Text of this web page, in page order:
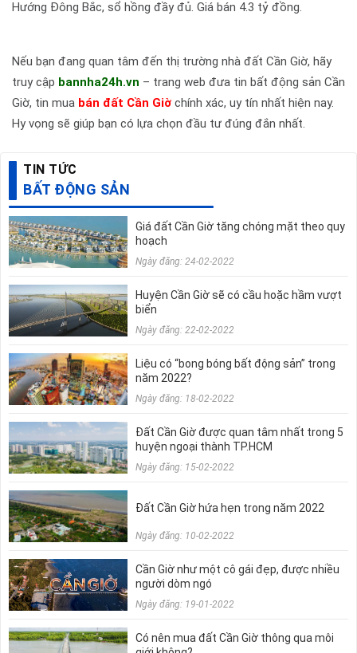
Hướng Đông Bắc, sổ hồng đầy đủ. Giá bán 4.3 tỷ đồng.
Nếu bạn đang quan tâm đến thị trường nhà đất Cần Giờ, hãy
truy cập bannha24h.vn – trang web đưa tin bất động sản Cần
Giờ, tin mua bán đất Cần Giờ chính xác, uy tín nhất hiện nay.
Hy vọng sẽ giúp bạn có lựa chọn đầu tư đúng đắn nhất.
TIN TỨC
BẤT ĐỘNG SẢN
Giá đất Cần Giờ tăng chóng mặt theo quy
hoạch
Ngày đăng: 24-02-2022
Huyện Cần Giờ sẽ có cầu hoặc hầm vượt
biển
Ngày đăng: 22-02-2022
Liệu có “bong bóng bất động sản” trong
năm 2022?
Ngày đăng: 18-02-2022
Đất Cần Giờ được quan tâm nhất trong 5
huyện ngoại thành TP.HCM
Ngày đăng: 15-02-2022
Đất Cần Giờ hứa hẹn trong năm 2022
Ngày đăng: 10-02-2022
Cần Giờ như một cô gái đẹp, được nhiều
người dòm ngó
Ngày đăng: 19-01-2022
Có nên mua đất Cần Giờ thông qua môi